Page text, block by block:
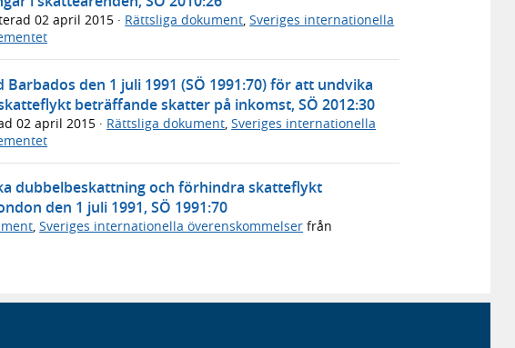
02 april 2015 · Rättsliga dokument,Sveriges internationella
den 1 juli 1991 (SÖ 1991:70) för att undvika
beträffande skatter på inkomst, SÖ 2012:30
02 april 2015 · Rättsliga dokument ,Sveriges internationella
dubbelbeskattning och förhindra skatteflykt
den 1 juli 1991, SÖ 1991:70
,Sveriges internationella överenskommelser från